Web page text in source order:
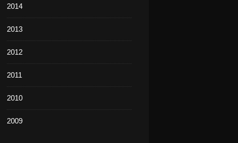
2014
2013
2012
2011
2010
2009